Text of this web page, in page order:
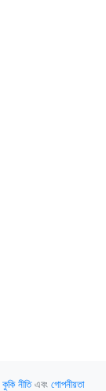
কুকি নীতিএবং গোপনীয়তা